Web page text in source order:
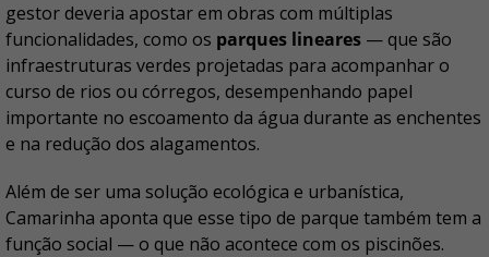
gestor deveria apostar em obras com múltiplas
funcionalidades, como os parques lineares — que são
infraestruturas verdes projetadas para acompanhar o
curso de rios ou córregos, desempenhando papel
importante no escoamento da água durante as enchentes
e na redução dos alagamentos.
Além de ser uma solução ecológica e urbanística,
Camarinha aponta que esse tipo de parque também tem a
função social — o que não acontece com os piscinões.